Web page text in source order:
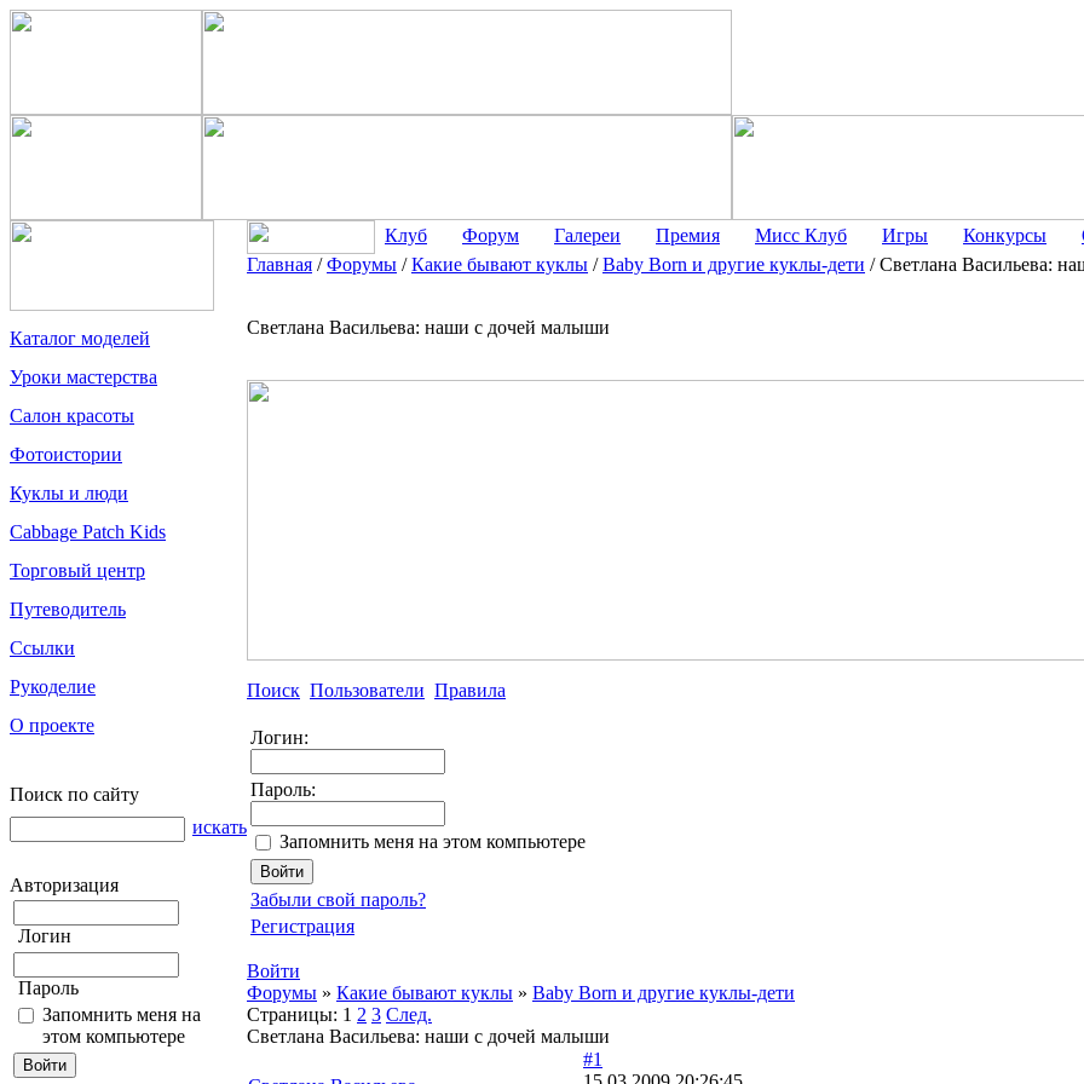
Каталог моделей
Уроки мастерства
Салон красоты
Фотоистории
Куклы и люди
Cabbage Patch Kids
Торговый центр
Путеводитель
Ссылки
Рукоделие
О проекте
Поиск по сайту
искать
Авторизация
Логин
Пароль
Запомнить меня на
этом компьютере
Клуб Форум Галереи Премия Мисс Клуб Игры Конкурсы
Главная /Форумы /Какие бывают куклы /Baby Born и другие куклы-дети /Светлана Васильева:
Светлана Васильева: наши с дочей малыши
Поиск Пользователи Правила
Логин:
Пароль:
Запомнить меня на этом компьютере
Забыли свой пароль?
Регистрация
Войти
Форумы » Какие бывают куклы » Baby Born и другие куклы-дети
Страницы: 1 2 3 След.
Светлана Васильева: наши с дочей малыши
#1